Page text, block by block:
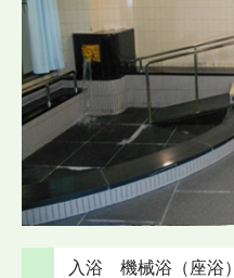
入浴 機械浴（座浴）